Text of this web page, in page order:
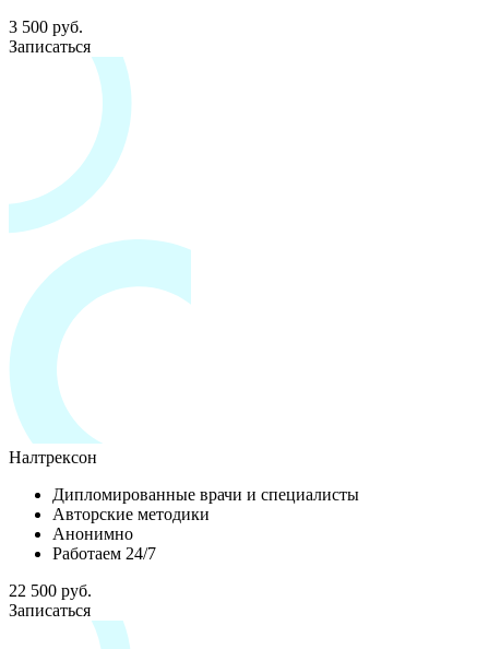
3 500 руб.
Записаться
Налтрексон
Дипломированные врачи и специалисты
Авторские методики
Анонимно
Работаем 24/7
22 500 руб.
Записаться